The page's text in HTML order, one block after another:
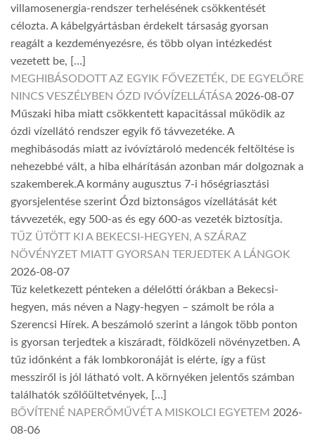
villamosenergia-rendszer terhelésének csökkentését
célozta. A kábelgyártásban érdekelt társaság gyorsan
reagált a kezdeményezésre, és több olyan intézkedést
vezetett be, […]
MEGHIBÁSODOTT AZ EGYIK FŐVEZETÉK, DE EGYELŐRE
NINCS VESZÉLYBEN ÓZD IVÓVÍZELLÁTÁSA 2026-08-07
Műszaki hiba miatt csökkentett kapacitással működik az
ózdi vízellátó rendszer egyik fő távvezetéke. A
meghibásodás miatt az ivóvíztároló medencék feltöltése is
nehezebbé vált, a hiba elhárításán azonban már dolgoznak a
szakemberek.A kormány augusztus 7-i hőségriasztási
gyorsjelentése szerint Ózd biztonságos vízellátását két
távvezeték, egy 500-as és egy 600-as vezeték biztosítja.
TŰZ ÜTÖTT KI A BEKECSI-HEGYEN, A SZÁRAZ
NÖVÉNYZET MIATT GYORSAN TERJEDTEK A LÁNGOK
2026-08-07
Tűz keletkezett pénteken a délelőtti órákban a Bekecsi-
hegyen, más néven a Nagy-hegyen – számolt be róla a
Szerencsi Hírek. A beszámoló szerint a lángok több ponton
is gyorsan terjedtek a kiszáradt, földközeli növényzetben. A
tűz időnként a fák lombkoronáját is elérte, így a füst
messziről is jól látható volt. A környéken jelentős számban
találhatók szőlőültetvények, […]
BŐVÍTENÉ NAPERŐMŰVÉT A MISKOLCI EGYETEM 2026-
08-06